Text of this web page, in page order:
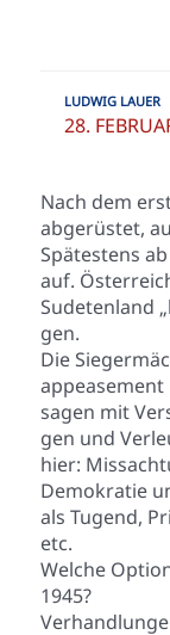
LUDWIG LAUER
28.
Nach dem
abge­rüs­tet,
Spä­tes­tens
auf.
Sude­ten­land
gen.
Die
sagen mit
gen und
hier:
Demo­kra­tie
als Tugend,
etc.
Wel­che
1945?